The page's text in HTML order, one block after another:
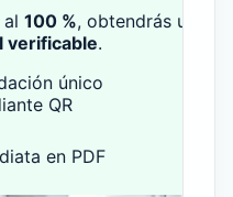
100 %, obtendrás una
verificable.
único
QR
en PDF